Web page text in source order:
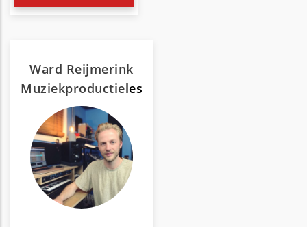
Ward Reijmerink
Muziekproductieles